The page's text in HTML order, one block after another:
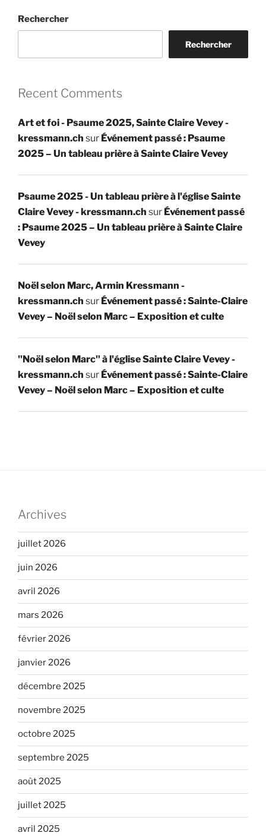
Rechercher
Rechercher
Recent Comments
Art et foi - Psaume 2025, Sainte Claire Vevey -
kressmann.ch sur Événement passé : Psaume
2025 – Un tableau prière à Sainte Claire Vevey
Psaume 2025 - Un tableau prière à l'église Sainte
Claire Vevey - kressmann.ch sur Événement passé
: Psaume 2025 – Un tableau prière à Sainte Claire
Vevey
Noël selon Marc, Armin Kressmann -
kressmann.ch sur Événement passé : Sainte-Claire
Vevey – Noël selon Marc – Exposition et culte
"Noël selon Marc" à l'église Sainte Claire Vevey -
kressmann.ch sur Événement passé : Sainte-Claire
Vevey – Noël selon Marc – Exposition et culte
Archives
juillet 2026
juin 2026
avril 2026
mars 2026
février 2026
janvier 2026
décembre 2025
novembre 2025
octobre 2025
septembre 2025
août 2025
juillet 2025
avril 2025